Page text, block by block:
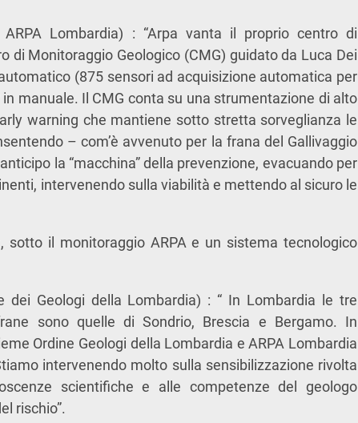
Lombardia) : “Arpa vanta il proprio centro di
di Monitoraggio Geologico (CMG) guidato da Luca Dei
(875 sensori ad acquisizione automatica per
manuale. Il CMG conta su una strumentazione di alto
warning che mantiene sotto stretta sorveglianza le
– com’è avvenuto per la frana del Gallivaggio
la “macchina” della prevenzione, evacuando per
intervenendo sulla viabilità e mettendo al sicuro le
sotto il monitoraggio ARPA e un sistema tecnologico
dei Geologi della Lombardia) : “ In Lombardia le tre
sono quelle di Sondrio, Brescia e Bergamo. In
Ordine Geologi della Lombardia e ARPA Lombardia
intervenendo molto sulla sensibilizzazione rivolta
scientifiche e alle competenze del geologo
rischio”.